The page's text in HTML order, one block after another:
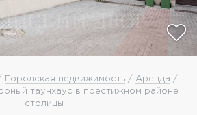
Городская недвижимость / Аренда /
таунхаус в престижном районе
столицы